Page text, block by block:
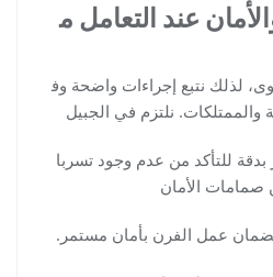
عند التعامل م
لذلك نتبع إجراءات واضحة وف
والممتلكات. نلتزم في الجبيل
للتأكد من عدم وجود تسربا
الأمان
عمل الفرن بأمان مستمر.